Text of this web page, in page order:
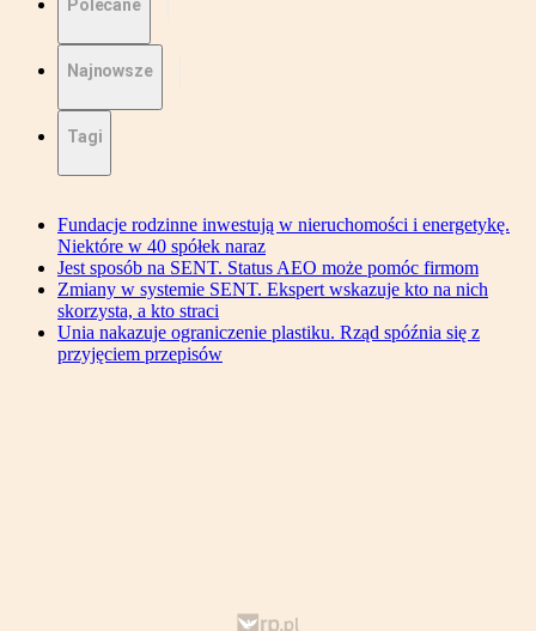
Polecane
Najnowsze
Tagi
Fundacje rodzinne inwestują w nieruchomości i energetykę.
Niektóre w 40 spółek naraz
Jest sposób na SENT. Status AEO może pomóc firmom
Zmiany w systemie SENT. Ekspert wskazuje kto na nich
skorzysta, a kto straci
Unia nakazuje ograniczenie plastiku. Rząd spóźnia się z
przyjęciem przepisów